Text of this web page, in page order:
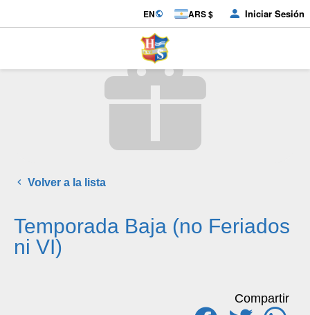
EN ARS $ Iniciar Sesión
Volver a la lista
Temporada Baja (no Feriados
ni VI)
Compartir